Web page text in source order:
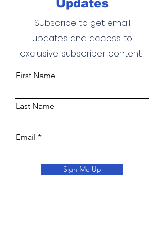
Updates
Subscribe to get email
updates and access to
exclusive subscriber content.
First Name
Last Name
Email
Sign Me Up